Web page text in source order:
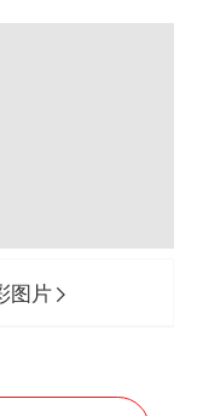
茶到底有多火
图片